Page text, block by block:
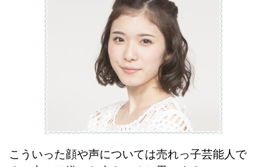
こういった顔や声については売れっ子芸能人で